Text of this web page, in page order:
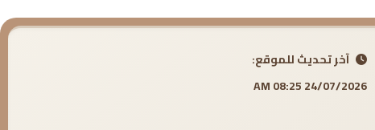
آخر تحديث للموقع:
24/07/2026 08:25 AM